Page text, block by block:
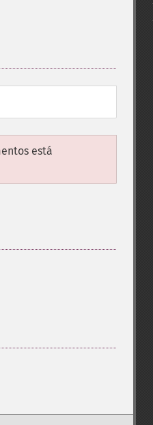
está